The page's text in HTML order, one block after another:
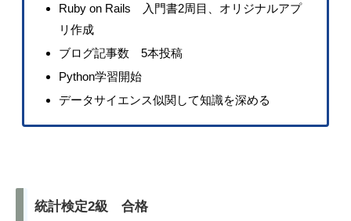
Ruby on Rails 入門書2周目、オリジナルアプ
リ作成
ブログ記事数 5本投稿
Python学習開始
データサイエンス似関して知識を深める
統計検定2級 合格